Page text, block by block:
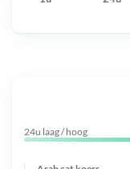
24u laag / hoog